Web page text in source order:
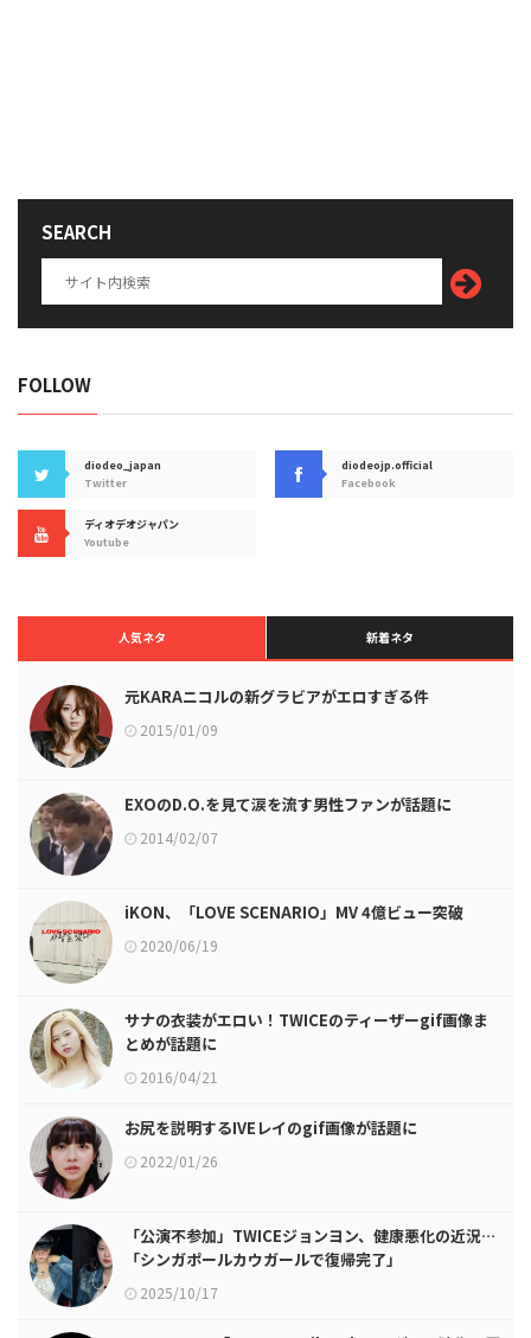
SEARCH
FOLLOW
diodeo_japan
Twitter
diodeojp.official
Facebook
ディオデオジャパン
Youtube
人気ネタ 新着ネタ
元KARAニコルの新グラビアがエロすぎる件
2015/01/09
EXOのD.O.を見て涙を流す男性ファンが話題に
2014/02/07
iKON、「LOVE SCENARIO」MV 4億ビュー突破
2020/06/19
サナの衣装がエロい！TWICEのティーザーgif画像ま
とめが話題に
2016/04/21
お尻を説明するIVEレイのgif画像が話題に
2022/01/26
「公演不参加」TWICEジョンヨン、健康悪化の近況…
「シンガポールカウガールで復帰完了」
2025/10/17